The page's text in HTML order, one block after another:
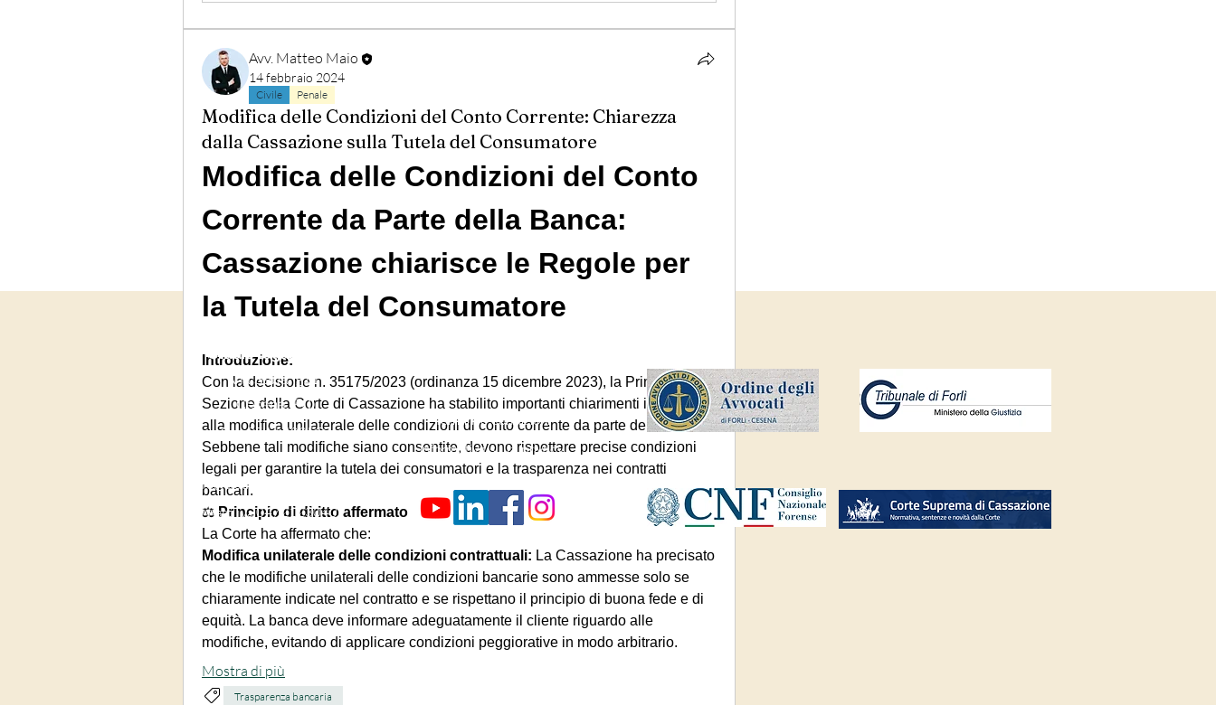
Avv. Matteo Maio
14 febbraio 2024
Civile Penale
Modifica delle Condizioni del Conto Corrente: Chiarezza
dalla Cassazione sulla Tutela del Consumatore
Modifica delle Condizioni del Conto
Corrente da Parte della Banca:
Cassazione chiarisce le Regole per
la Tutela del Consumatore
Introduzione:
Con la decisione n. 35175/2023 (ordinanza 15 dicembre 2023), la Prima
Sezione della Corte di Cassazione ha stabilito importanti chiarimenti in merito
alla modifica unilaterale delle condizioni di conto corrente da parte delle banche.
Sebbene tali modifiche siano consentite, devono rispettare precise condizioni
legali per garantire la tutela dei consumatori e la trasparenza nei contratti
bancari.
⚖️ Principio di diritto affermato
La Corte ha affermato che:
Modifica unilaterale delle condizioni contrattuali: La Cassazione ha precisato
che le modifiche unilaterali delle condizioni bancarie sono ammesse solo se
chiaramente indicate nel contratto e se rispettano il principio di buona fede e di
equità. La banca deve informare adeguatamente il cliente riguardo alle
modifiche, evitando di applicare condizioni peggiorative in modo arbitrario.
Mostra di più
Trasparenza bancaria
Studio legale Maio
Via Saba, 541
Cesena (FC)
Tel. 0547 403552
348 1910067
info@studiolegalemaio.online
Part. iva 04721230409
Termini e condizioni
Informativa sulla privacy